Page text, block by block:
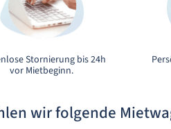
Stornierung bis 24h
vor Mietbeginn.
wir folgende